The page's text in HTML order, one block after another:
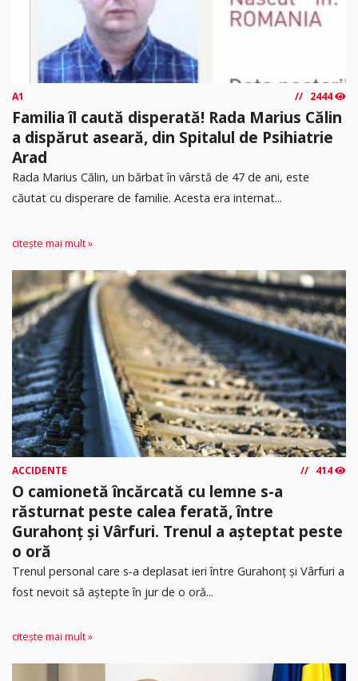
A1 2444
Familia îl caută disperată! Rada Marius Călin
a dispărut aseară, din Spitalul de Psihiatrie
Arad
Rada Marius Călin, un bărbat în vârstă de 47 de ani, este
căutat cu disperare de familie. Acesta era internat...
citește mai mult »
ACCIDENTE 414
O camionetă încărcată cu lemne s-a
răsturnat peste calea ferată, între
Gurahonț și Vârfuri. Trenul a așteptat peste
o oră
Trenul personal care s-a deplasat ieri între Gurahonț și Vârfuri a
fost nevoit să aștepte în jur de o oră...
citește mai mult »